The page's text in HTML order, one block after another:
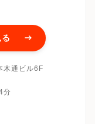
木通ビル6F
分